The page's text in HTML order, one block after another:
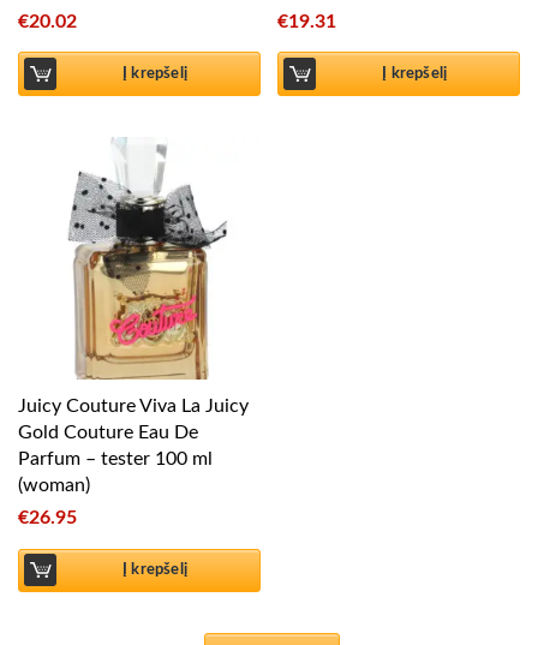
€20.02
Į krepšelį
€19.31
Į krepšelį
Juicy Couture Viva La Juicy
Gold Couture Eau De
Parfum – tester 100 ml
(woman)
€26.95
Į krepšelį